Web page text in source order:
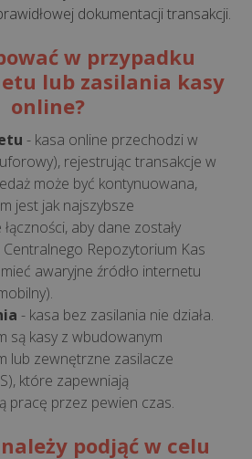
dokumentacji transakcji.
w przypadku
lub zasilania kasy
online?
- kasa online przechodzi w
rejestrując transakcje w
może być kontynuowana,
jest jak najszybsze
aby dane zostały
Centralnego Repozytorium Kas
awaryjne źródło internetu
- kasa bez zasilania nie działa.
są kasy z wbudowanym
lub zewnętrzne zasilacze
które zapewniają
pracę przez pewien czas.
podjąć w celu